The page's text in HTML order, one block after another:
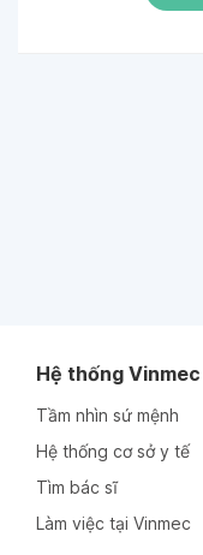
Hệ thống Vinmec
Tầm nhìn sứ mệnh
Hệ thống cơ sở y tế
Tìm bác sĩ
Làm việc tại Vinmec